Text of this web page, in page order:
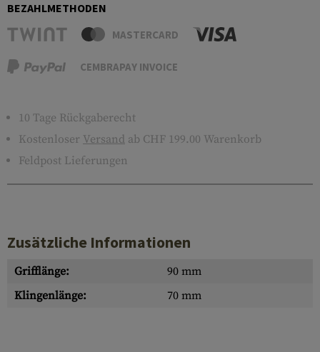
BEZAHLMETHODEN
MASTERCARD
CEMBRAPAY INVOICE
10 Tage Rückgaberecht
Kostenloser Versand ab CHF 199.00 Warenkorb
Feldpost Lieferungen
Zusätzliche Informationen
Grifflänge:
90 mm
Klingenlänge:
70 mm